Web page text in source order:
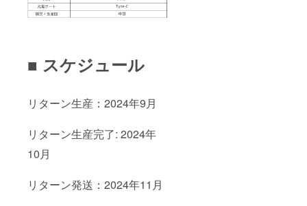
■ スケジュール
リターン生産：2024年9月
リターン生産完了: 2024年
10月
リターン発送：2024年11月